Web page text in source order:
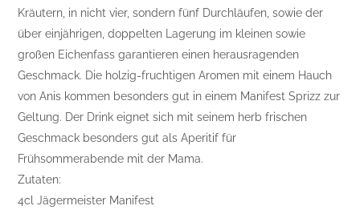
Kräutern, in nicht vier, sondern fünf Durchläufen, sowie der
über einjährigen, doppelten Lagerung im kleinen sowie
großen Eichenfass garantieren einen herausragenden
Geschmack. Die holzig-fruchtigen Aromen mit einem Hauch
von Anis kommen besonders gut in einem Manifest Sprizz zur
Geltung. Der Drink eignet sich mit seinem herb frischen
Geschmack besonders gut als Aperitif für
Frühsommerabende mit der Mama.
Zutaten:
4cl Jägermeister Manifest